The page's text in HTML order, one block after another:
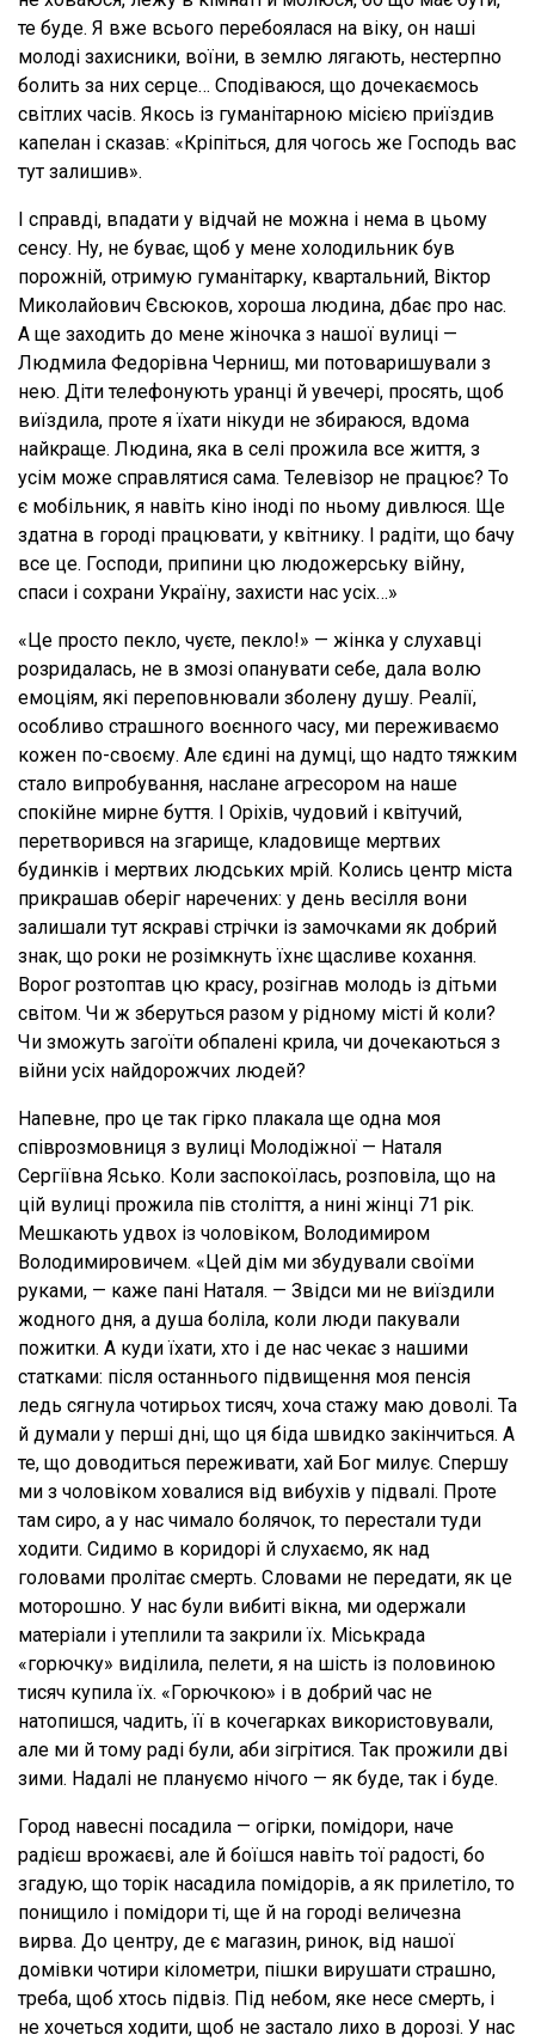
те буде. Я вже всього перебоялася на віку, он наші
молоді захисники, воїни, в землю лягають, нестерпно
болить за них серце… Сподіваюся, що дочекаємось
світлих часів. Якось із гуманітарною місією приїздив
капелан і сказав: «Кріпіться, для чогось же Господь вас
тут залишив».
І справді, впадати у відчай не можна і нема в цьому
сенсу. Ну, не буває, щоб у мене холодильник був
порожній, отримую гуманітарку, квартальний, Віктор
Миколайович Євсюков, хороша людина, дбає про нас.
А ще заходить до мене жіночка з нашої вулиці —
Людмила Федорівна Черниш, ми потоваришували з
нею. Діти телефонують уранці й увечері, просять, щоб
виїздила, проте я їхати нікуди не збираюся, вдома
найкраще. Людина, яка в селі прожила все життя, з
усім може справлятися сама. Телевізор не працює? То
є мобільник, я навіть кіно іноді по ньому дивлюся. Ще
здатна в городі працювати, у квітнику. І радіти, що бачу
все це. Господи, припини цю людожерську війну,
спаси і сохрани Україну, захисти нас усіх…»
«Це просто пекло, чуєте, пекло!» — жінка у слухавці
розридалась, не в змозі опанувати себе, дала волю
емоціям, які переповнювали зболену душу. Реалії,
особливо страшного воєнного часу, ми переживаємо
кожен по-своєму. Але єдині на думці, що надто тяжким
стало випробування, наслане агресором на наше
спокійне мирне буття. І Оріхів, чудовий і квітучий,
перетворився на згарище, кладовище мертвих
будинків і мертвих людських мрій. Колись центр міста
прикрашав оберіг наречених: у день весілля вони
залишали тут яскраві стрічки із замочками як добрий
знак, що роки не розімкнуть їхнє щасливе кохання.
Ворог розтоптав цю красу, розігнав молодь із дітьми
світом. Чи ж зберуться разом у рідному місті й коли?
Чи зможуть загоїти обпалені крила, чи дочекаються з
війни усіх найдорожчих людей?
Напевне, про це так гірко плакала ще одна моя
співрозмовниця з вулиці Молодіжної — Наталя
Сергіївна Ясько. Коли заспокоїлась, розповіла, що на
цій вулиці прожила пів століття, а нині жінці 71 рік.
Мешкають удвох із чоловіком, Володимиром
Володимировичем. «Цей дім ми збудували своїми
руками, — каже пані Наталя. — Звідси ми не виїздили
жодного дня, а душа боліла, коли люди пакували
пожитки. А куди їхати, хто і де нас чекає з нашими
статками: після останнього підвищення моя пенсія
ледь сягнула чотирьох тисяч, хоча стажу маю доволі. Та
й думали у перші дні, що ця біда швидко закінчиться. А
те, що доводиться переживати, хай Бог милує. Спершу
ми з чоловіком ховалися від вибухів у підвалі. Проте
там сиро, а у нас чимало болячок, то перестали туди
ходити. Сидимо в коридорі й слухаємо, як над
головами пролітає смерть. Словами не передати, як це
моторошно. У нас були вибиті вікна, ми одержали
матеріали і утеплили та закрили їх. Міськрада
«горючку» виділила, пелети, я на шість із половиною
тисяч купила їх. «Горючкою» і в добрий час не
натопишся, чадить, її в кочегарках використовували,
але ми й тому раді були, аби зігрітися. Так прожили дві
зими. Надалі не плануємо нічого — як буде, так і буде.
Город навесні посадила — огірки, помідори, наче
радієш врожаєві, але й боїшся навіть тої радості, бо
згадую, що торік насадила помідорів, а як прилетіло, то
понищило і помідори ті, ще й на городі величезна
вирва. До центру, де є магазин, ринок, від нашої
домівки чотири кілометри, пішки вирушати страшно,
треба, щоб хтось підвіз. Під небом, яке несе смерть, і
не хочеться ходити, щоб не застало лихо в дорозі. У нас